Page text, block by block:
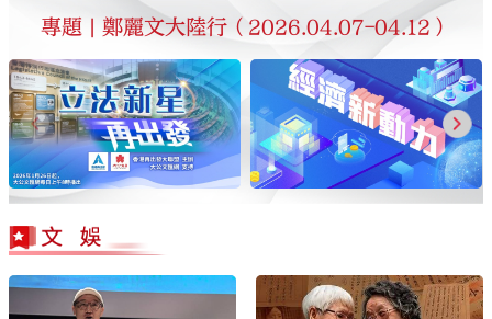
專題 | 鄭麗文大陸行（2026.04.07-04.12）